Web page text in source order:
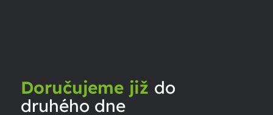
Doručujeme již do
druhého dne